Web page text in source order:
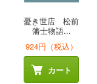
憂き世店 松前
藩士物語...
924円（税込）
カート